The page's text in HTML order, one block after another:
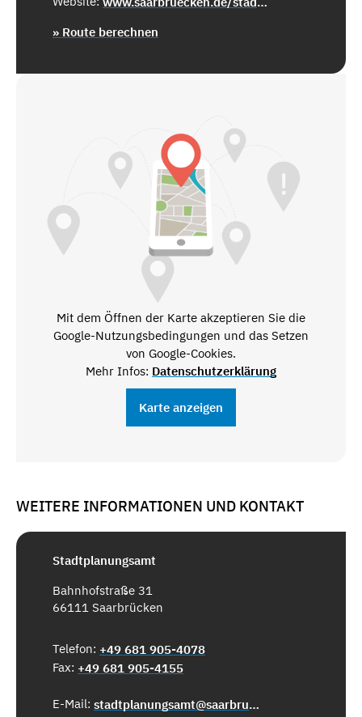
» Route berechnen
Mit dem Öffnen der Karte akzeptieren Sie die
Google-Nutzungsbedingungen und das Setzen
von Google-Cookies.
Mehr Infos: Datenschutzerklärung
Karte anzeigen
WEITERE INFORMATIONEN UND KONTAKT
Stadtplanungsamt
Bahnhofstraße 31
66111 Saarbrücken
Telefon: +49 681 905-4078
Fax: +49 681 905-4155
E-Mail:
stadtplanungsamt@saarbruecken.de